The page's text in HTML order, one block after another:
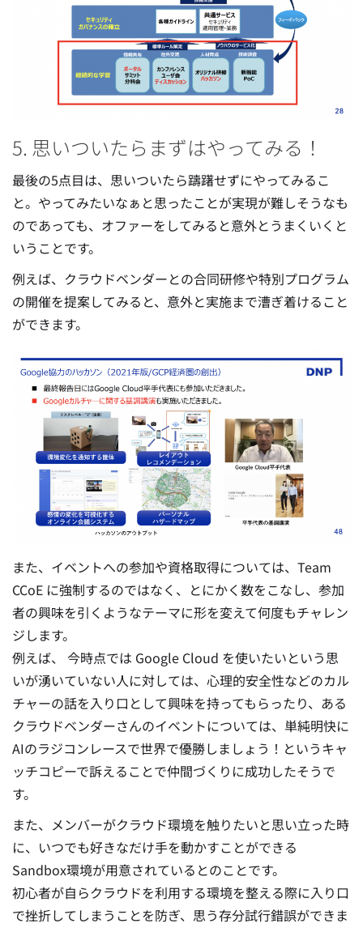
5. 思いついたらまずはやってみる！
最後の5点目は、思いついたら躊躇せずにやってみるこ
と。やってみたいなぁと思ったことが実現が難しそうなも
のであっても、オファーをしてみると意外とうまくいくと
いうことです。
例えば、クラウドベンダーとの合同研修や特別プログラム
の開催を提案してみると、意外と実施まで漕ぎ着けること
ができます。
また、イベントへの参加や資格取得については、Team
CCoE に強制するのではなく、とにかく数をこなし、参加
者の興味を引くようなテーマに形を変えて何度もチャレン
ジします。
例えば、 今時点では Google Cloud を使いたいという思
いが湧いていない人に対しては、心理的安全性などのカル
チャーの話を入り口として興味を持ってもらったり、ある
クラウドベンダーさんのイベントについては、単純明快に
AIのラジコンレースで世界で優勝しましょう！というキャ
ッチコピーで訴えることで仲間づくりに成功したそうで
す。
また、メンバーがクラウド環境を触りたいと思い立った時
に、いつでも好きなだけ手を動かすことができる
Sandbox環境が用意されているとのことです。
初心者が自らクラウドを利用する環境を整える際に入り口
で挫折してしまうことを防ぎ、思う存分試行錯誤ができま